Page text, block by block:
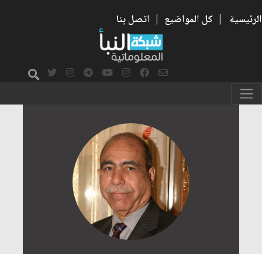
الرئيسية | كل المواضيع | اتصل بنا